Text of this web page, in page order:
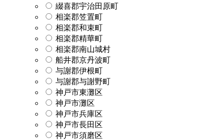
綴喜郡宇治田原町
相楽郡笠置町
相楽郡和束町
相楽郡精華町
相楽郡南山城村
船井郡京丹波町
与謝郡伊根町
与謝郡与謝野町
神戸市東灘区
神戸市灘区
神戸市兵庫区
神戸市長田区
神戸市須磨区